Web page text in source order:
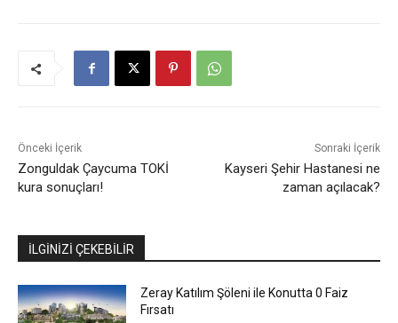
Önceki İçerik
Zonguldak Çaycuma TOKİ
kura sonuçları!
Sonraki İçerik
Kayseri Şehir Hastanesi ne
zaman açılacak?
İLGİNİZİ ÇEKEBİLİR
Zeray Katılım Şöleni ile Konutta 0 Faiz
Fırsatı